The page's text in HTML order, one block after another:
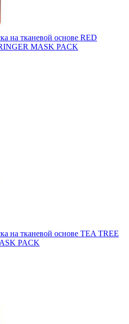
на тканевой основе RED
MASK PACK
на тканевой основе TEA TREE
PACK